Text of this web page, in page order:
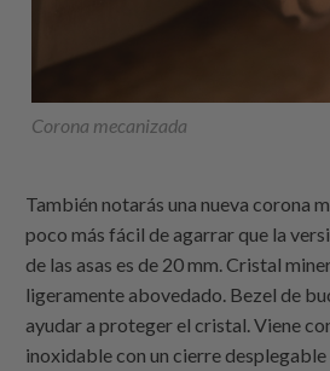
Corona mecanizada
También notarás una nueva corona
poco más fácil de agarrar que la
de las asas es de 20 mm. Cristal
ligeramente abovedado. Bezel de
ayudar a proteger el cristal. Viene
inoxidable con un cierre